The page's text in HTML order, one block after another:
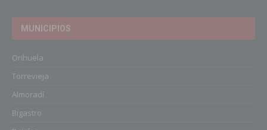
MUNICIPIOS
Orihuela
Torrevieja
Almoradí
Bigastro